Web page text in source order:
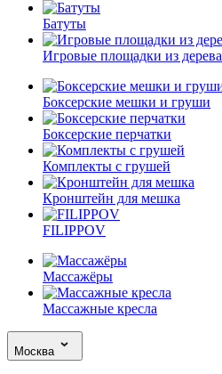
Батуты
Игровые площадки из дерева
Боксерские мешки и груши
Боксерские перчатки
Комплекты с грушей
Кронштейн для мешка
FILIPPOV
Массажёры
Массажные кресла
Москва